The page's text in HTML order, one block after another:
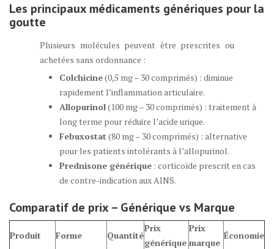
Les principaux médicaments génériques pour la
goutte
Plusieurs molécules peuvent être prescrites ou
achetées sans ordonnance :
Colchicine(0,5 mg – 30 comprimés) : diminue
rapidement l’inflammation articulaire.
Allopurinol(100 mg – 30 comprimés) : traitement à
long terme pour réduire l’acide urique.
Febuxostat (80 mg – 30 comprimés) : alternative
pour les patients intolérants à l’allopurinol.
Prednisone générique : corticoïde prescrit en cas
de contre-indication aux AINS.
Comparatif de prix – Générique vs Marque
Produit Forme Quantité
Prix
générique
Prix
marque
Économie